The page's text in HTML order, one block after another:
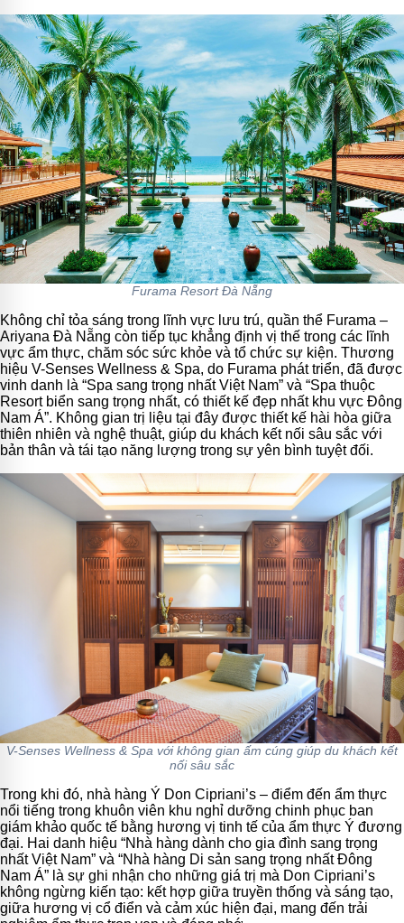
Furama Resort Đà Nẵng
Không chỉ tỏa sáng trong lĩnh vực lưu trú, quần thể Furama –
Ariyana Đà Nẵng còn tiếp tục khẳng định vị thế trong các lĩnh
vực ẩm thực, chăm sóc sức khỏe và tổ chức sự kiện. Thương
hiệu V-Senses Wellness & Spa, do Furama phát triển, đã được
vinh danh là “Spa sang trọng nhất Việt Nam” và “Spa thuộc
Resort biển sang trọng nhất, có thiết kế đẹp nhất khu vực Đông
Nam Á”. Không gian trị liệu tại đây được thiết kế hài hòa giữa
thiên nhiên và nghệ thuật, giúp du khách kết nối sâu sắc với
bản thân và tái tạo năng lượng trong sự yên bình tuyệt đối.
V-Senses Wellness & Spa với không gian ấm cúng giúp du khách kết
nối sâu sắc
Trong khi đó, nhà hàng Ý Don Cipriani’s – điểm đến ẩm thực
nổi tiếng trong khuôn viên khu nghỉ dưỡng chinh phục ban
giám khảo quốc tế bằng hương vị tinh tế của ẩm thực Ý đương
đại. Hai danh hiệu “Nhà hàng dành cho gia đình sang trọng
nhất Việt Nam” và “Nhà hàng Di sản sang trọng nhất Đông
Nam Á” là sự ghi nhận cho những giá trị mà Don Cipriani’s
không ngừng kiến tạo: kết hợp giữa truyền thống và sáng tạo,
giữa hương vị cổ điển và cảm xúc hiện đại, mang đến trải